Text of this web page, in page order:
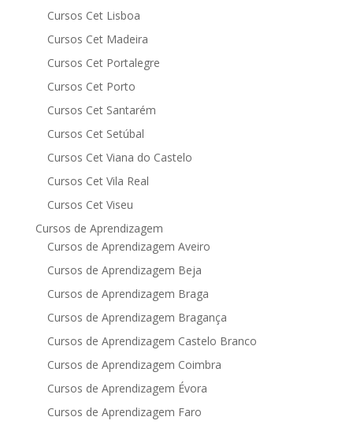
Cursos Cet Lisboa
Cursos Cet Madeira
Cursos Cet Portalegre
Cursos Cet Porto
Cursos Cet Santarém
Cursos Cet Setúbal
Cursos Cet Viana do Castelo
Cursos Cet Vila Real
Cursos Cet Viseu
Cursos de Aprendizagem
Cursos de Aprendizagem Aveiro
Cursos de Aprendizagem Beja
Cursos de Aprendizagem Braga
Cursos de Aprendizagem Bragança
Cursos de Aprendizagem Castelo Branco
Cursos de Aprendizagem Coimbra
Cursos de Aprendizagem Évora
Cursos de Aprendizagem Faro